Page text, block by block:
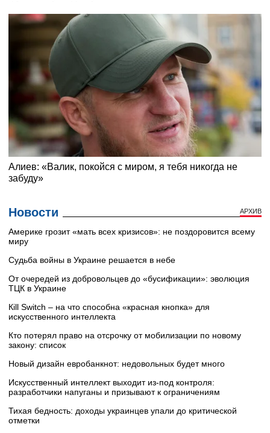
Новости АРХИВ
Америке грозит «мать всех кризисов»: не поздоровится всему
миру
Судьба войны в Украине решается в небе
От очередей из добровольцев до «бусификации»: эволюция
ТЦК в Украине
Кill Switch – на что способна «красная кнопка» для
искусственного интеллекта
Кто потерял право на отсрочку от мобилизации по новому
закону: список
Новый дизайн евробанкнот: недовольных будет много
Искусственный интеллект выходит из-под контроля:
разработчики напуганы и призывают к ограничениям
Тихая бедность: доходы украинцев упали до критической
отметки